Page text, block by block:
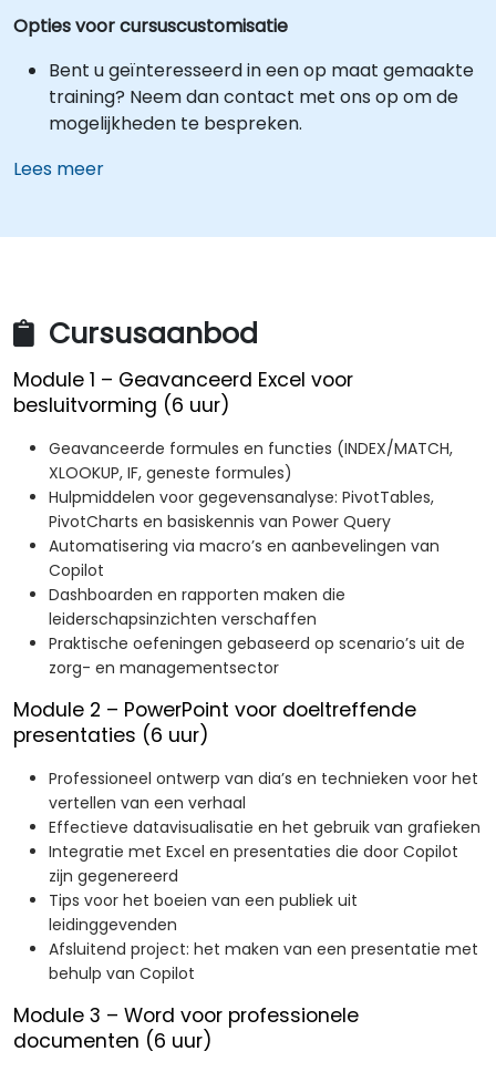
Opties voor cursuscustomisatie
Bent u geïnteresseerd in een op maat gemaakte
training? Neem dan contact met ons op om de
mogelijkheden te bespreken.
Lees meer
Cursusaanbod
Module 1 – Geavanceerd Excel voor
besluitvorming (6 uur)
Geavanceerde formules en functies (INDEX/MATCH,
XLOOKUP, IF, geneste formules)
Hulpmiddelen voor gegevensanalyse: PivotTables,
PivotCharts en basiskennis van Power Query
Automatisering via macro’s en aanbevelingen van
Copilot
Dashboarden en rapporten maken die
leiderschapsinzichten verschaffen
Praktische oefeningen gebaseerd op scenario’s uit de
zorg- en managementsector
Module 2 – PowerPoint voor doeltreffende
presentaties (6 uur)
Professioneel ontwerp van dia’s en technieken voor het
vertellen van een verhaal
Effectieve datavisualisatie en het gebruik van grafieken
Integratie met Excel en presentaties die door Copilot
zijn gegenereerd
Tips voor het boeien van een publiek uit
leidinggevenden
Afsluitend project: het maken van een presentatie met
behulp van Copilot
Module 3 – Word voor professionele
documenten (6 uur)